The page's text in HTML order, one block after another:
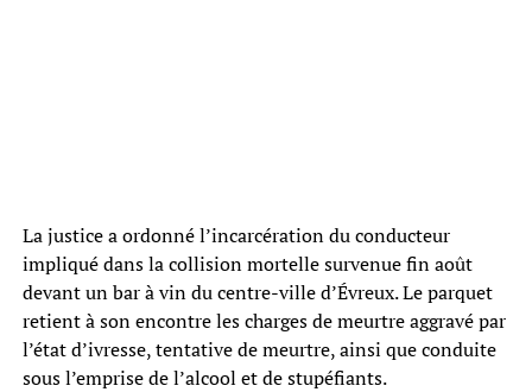
La justice a ordonné l’incarcération du conducteur
impliqué dans la collision mortelle survenue fin août
devant un bar à vin du centre-ville d’Évreux. Le parquet
retient à son encontre les charges de meurtre aggravé par
l’état d’ivresse, tentative de meurtre, ainsi que conduite
sous l’emprise de l’alcool et de stupéfiants.